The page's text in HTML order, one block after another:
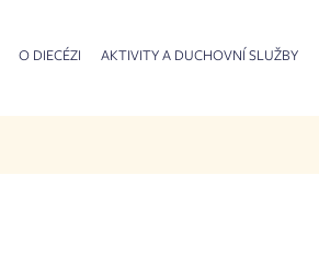
O DIECÉZI AKTIVITY A DUCHOVNÍ SLUŽBY